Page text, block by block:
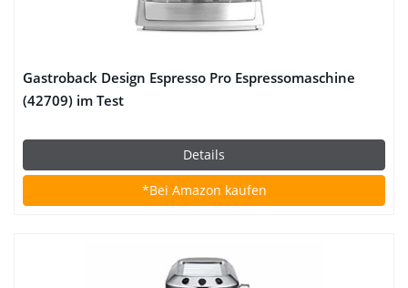
Gastroback Design Espresso Pro Espressomaschine
(42709) im Test
Details
*Bei Amazon kaufen